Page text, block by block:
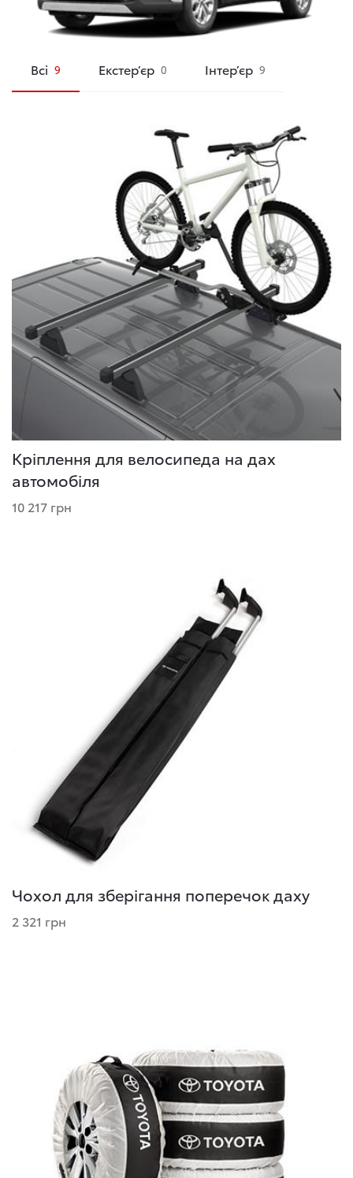
Всі 9 Екстер’єр 0 Інтер’єр 9
Кріплення для велосипеда на дах
автомобіля
10 217 грн
Чохол для зберігання поперечок даху
2 321 грн